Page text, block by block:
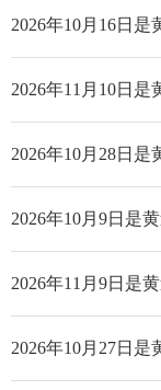
2026年10月16日
2026年11月10日
2026年10月28日
2026年10月9日是
2026年11月9日是
2026年10月27日